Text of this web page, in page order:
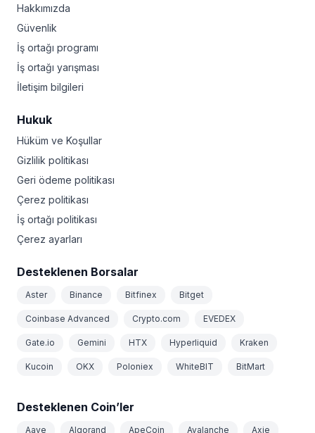
Hakkımızda
Güvenlik
İş ortağı programı
İş ortağı yarışması
İletişim bilgileri
Hukuk
Hüküm ve Koşullar
Gizlilik politikası
Geri ödeme politikası
Çerez politikası
İş ortağı politikası
Çerez ayarları
Desteklenen Borsalar
Aster Binance Bitfinex Bitget
Coinbase Advanced Crypto.com EVEDEX
Gate.io Gemini HTX Hyperliquid Kraken
Kucoin OKX Poloniex WhiteBIT BitMart
Desteklenen Coin’ler
Aave Algorand ApeCoin Avalanche Axie